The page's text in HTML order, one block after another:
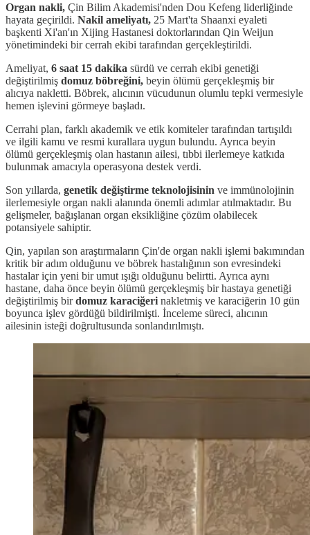
Organ nakli, Çin Bilim Akademisi'nden Dou Kefeng liderliğinde
hayata geçirildi. Nakil ameliyatı, 25 Mart'ta Shaanxi eyaleti
başkenti Xi'an'ın Xijing Hastanesi doktorlarından Qin Weijun
yönetimindeki bir cerrah ekibi tarafından gerçekleştirildi.
Ameliyat, 6 saat 15 dakika sürdü ve cerrah ekibi genetiği
değiştirilmiş domuz böbreğini, beyin ölümü gerçekleşmiş bir
alıcıya nakletti. Böbrek, alıcının vücudunun olumlu tepki vermesiyle
hemen işlevini görmeye başladı.
Cerrahi plan, farklı akademik ve etik komiteler tarafından tartışıldı
ve ilgili kamu ve resmi kurallara uygun bulundu. Ayrıca beyin
ölümü gerçekleşmiş olan hastanın ailesi, tıbbi ilerlemeye katkıda
bulunmak amacıyla operasyona destek verdi.
Son yıllarda, genetik değiştirme teknolojisinin ve immünolojinin
ilerlemesiyle organ nakli alanında önemli adımlar atılmaktadır. Bu
gelişmeler, bağışlanan organ eksikliğine çözüm olabilecek
potansiyele sahiptir.
Qin, yapılan son araştırmaların Çin'de organ nakli işlemi bakımından
kritik bir adım olduğunu ve böbrek hastalığının son evresindeki
hastalar için yeni bir umut ışığı olduğunu belirtti. Ayrıca aynı
hastane, daha önce beyin ölümü gerçekleşmiş bir hastaya genetiği
değiştirilmiş birdomuz karaciğeri nakletmiş ve karaciğerin 10 gün
boyunca işlev gördüğü bildirilmişti. İnceleme süreci, alıcının
ailesinin isteği doğrultusunda sonlandırılmıştı.